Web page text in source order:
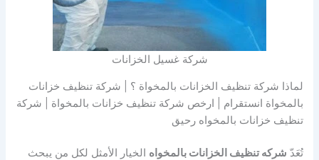
شركة غسيل الخزانات
لماذا شركة تنظيف الخزانات بالمخواة ؟ | شركة تنظيف خزانات
بالمخواة انستقرام | ارخص شركة تنظيف خزانات بالمخواة | شركة
تنظيف خزانات بالمخواه رحيق
تُعَدّ شركه تنظيف الخزانات بالمخواه الخيار الأمثل لكل من يبحث